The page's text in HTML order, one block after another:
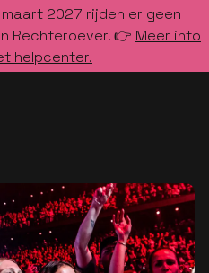
2027 rijden er geen
Rechteroever. 👉 Meer info
helpcenter.